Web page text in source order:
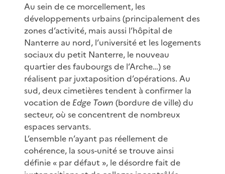
Au sein de ce morcellement, les
développements urbains (principalement des
zones d’activité, mais aussi l’hôpital de
Nanterre au nord, l’université et les logements
sociaux du petit Nanterre, le nouveau
quartier des faubourgs de l’Arche…) se
réalisent par juxtaposition d’opérations. Au
sud, deux cimetières tendent à confirmer la
vocation de Edge Town (bordure de ville) du
secteur, où se concentrent de nombreux
espaces servants.
L’ensemble n’ayant pas réellement de
cohérence, la sous-unité se trouve ainsi
définie « par défaut », le désordre fait de